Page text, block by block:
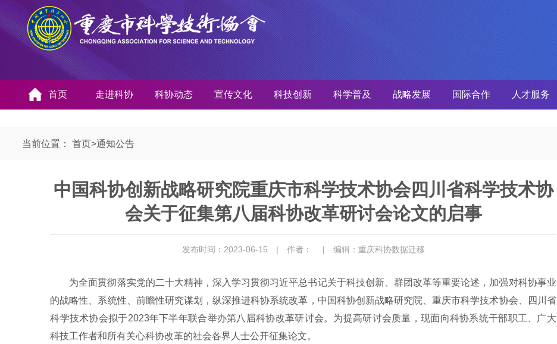
首页 走进科协 科协动态 宣传文化 科技创新 科学普及 战略发展 国际合作 人才服务
当前位置： 首页>通知公告
中国科协创新战略研究院重庆市科学技术协会四川省科学技术协
会关于征集第八届科协改革研讨会论文的启事
发布时间：2023-06-15 | 作者： | 编辑：重庆科协数据迁移
为全面贯彻落实党的二十大精神，深入学习贯彻习近平总书记关于科技创新、群团改革等重要论述，加强对科协事业
的战略性、系统性、前瞻性研究谋划，纵深推进科协系统改革，中国科协创新战略研究院、重庆市科学技术协会、四川省
科学技术协会拟于2023年下半年联合举办第八届科协改革研讨会。为提高研讨会质量，现面向科协系统干部职工、广大
科技工作者和所有关心科协改革的社会各界人士公开征集论文。